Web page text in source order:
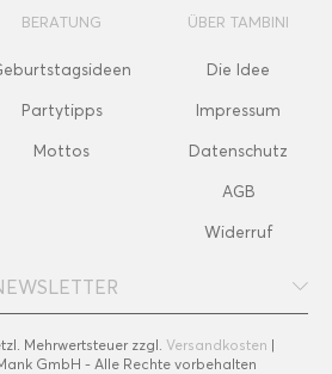
BERATUNG
Partytipps
Mottos
ÜBER TAMBINI
Die Idee
Impressum
Datenschutz
AGB
Widerruf
Mehrwertsteuer zzgl. Versandkosten |
GmbH - Alle Rechte vorbehalten